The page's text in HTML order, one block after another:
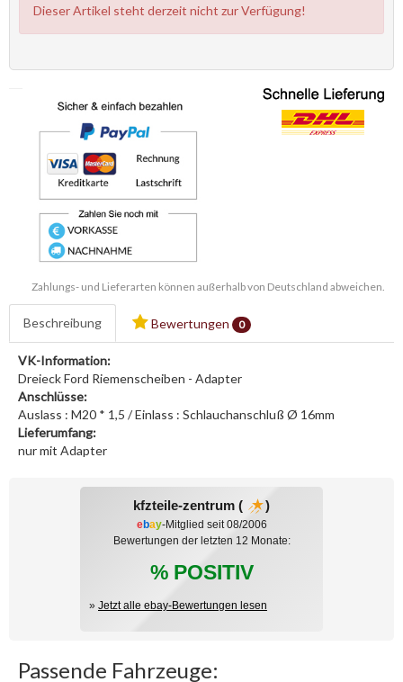
Dieser Artikel steht derzeit nicht zur Verfügung!
Zahlungs- und Lieferarten können außerhalb von Deutschland abweichen.
Beschreibung Bewertungen 0
VK-Information:
Dreieck Ford Riemenscheiben - Adapter
Anschlüsse:
Auslass : M20 * 1,5 / Einlass : Schlauchanschluß Ø 16mm
Lieferumfang:
nur mit Adapter
kfzteile-zentrum ( )
ebay-Mitglied seit 08/2006
Bewertungen der letzten 12 Monate:
% POSITIV
» Jetzt alle ebay-Bewertungen lesen
Passende Fahrzeuge: